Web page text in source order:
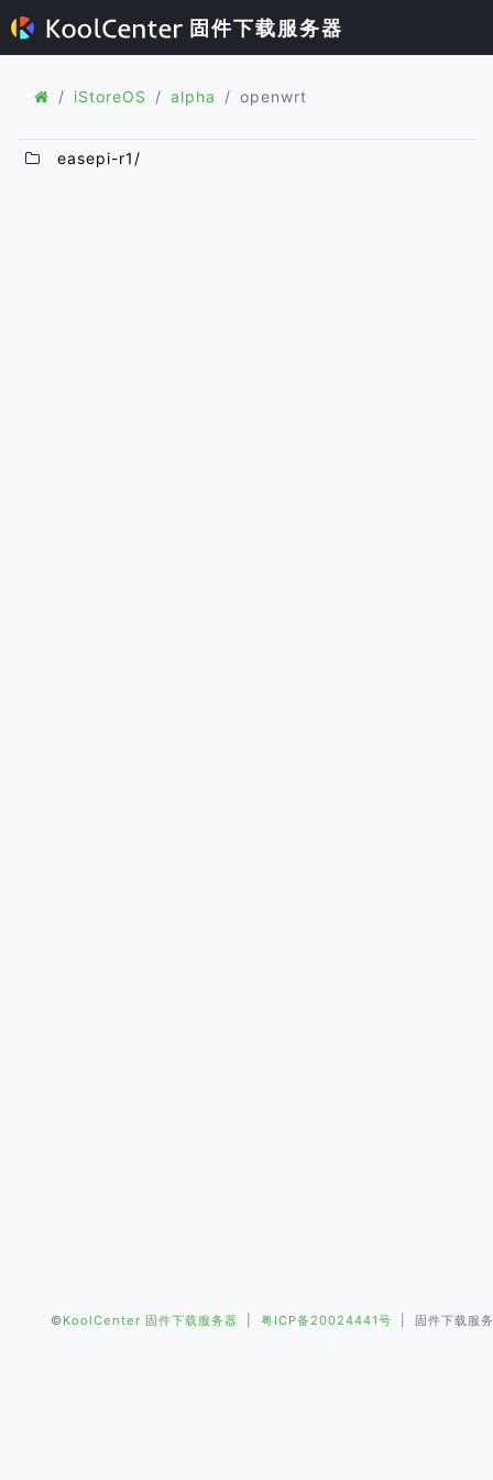
固件下载服务器
iStoreOS alpha openwrt
easepi-r1/
©KoolCenter 固件下载服务器 粤ICP备20024441号 | 固件下载服